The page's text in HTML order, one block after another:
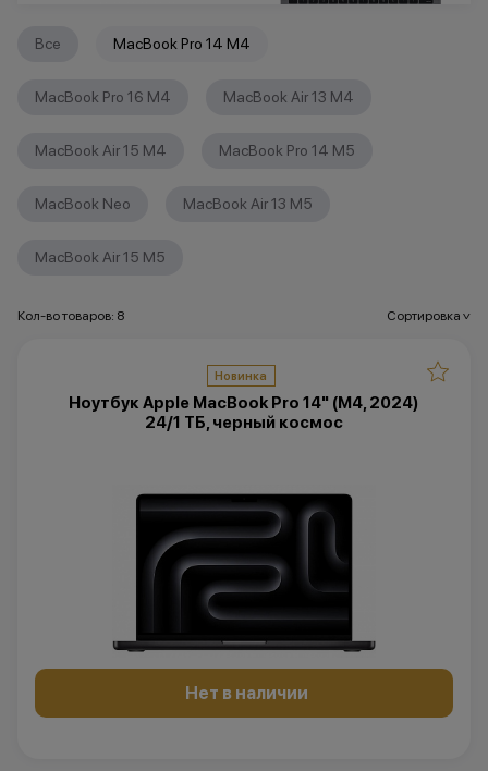
Все MacBook Pro 14 M4
MacBook Pro 16 M4 MacBook Air 13 M4
MacBook Air 15 M4 MacBook Pro 14 M5
MacBook Neo MacBook Air 13 M5
MacBook Air 15 M5
Кол-во товаров: 8 Сортировка>
Новинка
Ноутбук Apple MacBook Pro 14" (M4, 2024)
24/1 ТБ, черный космос
Нет в наличии